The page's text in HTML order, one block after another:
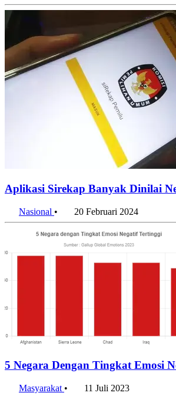
Aplikasi Sirekap Banyak Dinilai
Nasional • 20 Februari 2024
5 Negara Dengan Tingkat Emosi
Masyarakat • 11 Juli 2023